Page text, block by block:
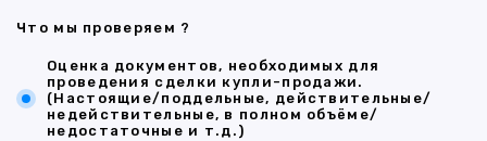
Что мы проверяем ?
Оценка документов, необходимых для
проведения сделки купли-продажи.
(Настоящие/поддельные, действительные/
недействительные, в полном объёме/
недостаточные и т.д.)